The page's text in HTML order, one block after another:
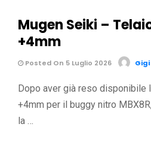
Mugen Seiki –
+4mm
Posted On 5 Luglio 2026 Gigi
Dopo aver già reso disponibile
+4mm per il buggy nitro
la …